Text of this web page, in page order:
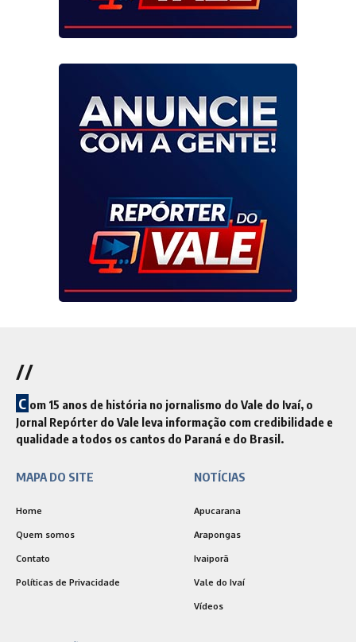
//
C om 15 anos de história no jornalismo do Vale do Ivaí, o
Jornal Repórter do Vale leva informação com credibilidade e
qualidade a todos os cantos do Paraná e do Brasil.
MAPA DO SITE
Home
Quem somos
Contato
Políticas de Privacidade
NOTÍCIAS
Apucarana
Arapongas
Ivaiporã
Vale do Ivaí
Vídeos